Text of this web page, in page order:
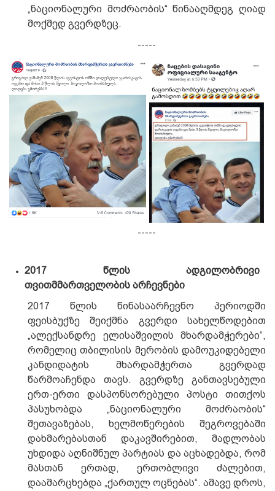
„ნაციონალური მოძრაობის“ წინააღმდეგ ღიად
მოქმედ გვერდზეც.
-----
-----
2017 წლის ადგილობრივი
თვითმმართველობის არჩევნები
2017 წლის წინასაარჩევნო პერიოდში
ფეისბუქზე შეიქმნა გვერდი სახელწოდებით
„ალექსანდრე ელისაშვილის მხარდამჭერები“,
რომელიც თბილისის მერობის დამოუკიდებელი
კანდიდატის მხარდამჭერთა გვერდად
წარმოაჩენდა თავს. გვერდზე განთავსებული
ერთ-ერთი დასპონსორებული პოსტი თითქოს
პასუხობდა „ნაციონალური მოძრაობის“
შეთავაზებას, ხელმოწერების შეგროვებაში
დახმარებასთან დაკავშირებით, მადლობას
უხდიდა აღნიშნულ პარტიას და აცხადებდა, რომ
მასთან ერთად, ერთობლივი ძალებით,
დაამარცხებდა „ქართულ ოცნებას“. ამავე დროს,